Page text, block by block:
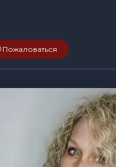
Пожаловаться